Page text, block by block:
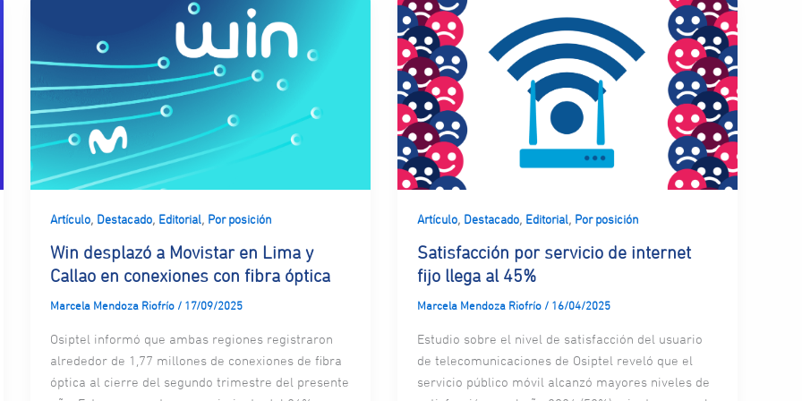
Artículo, Destacado, Editorial, Por posición
Win desplazó a Movistar en Lima y
Callao en conexiones con fibra óptica
Marcela Mendoza Riofrío / 17/09/2025
Osiptel informó que ambas regiones registraron
alrededor de 1,77 millones de conexiones de fibra
óptica al cierre del segundo trimestre del presente
Artículo, Destacado, Editorial, Por posición
Satisfacción por servicio de internet
fijo llega al 45%
Marcela Mendoza Riofrío / 16/04/2025
Estudio sobre el nivel de satisfacción del usuario
de telecomunicaciones de Osiptel reveló que el
servicio público móvil alcanzó mayores niveles de